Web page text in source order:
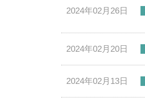
2024年02月26日
2024年02月20日
2024年02月13日